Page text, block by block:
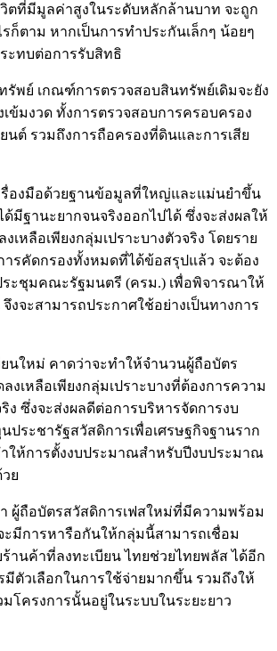
ตที่มีมูลค่าสูงในระดับหลักล้านบาท จะถูก
ก็ตาม หากเป็นการทำประกันเล็กๆ น้อยๆ
ะทบต่อการรับสิทธิ
รัพย์ เกณฑ์การตรวจสอบสินทรัพย์เดิมจะยัง
ข้มงวด ทั้งการตรวจสอบการครอบครอง
นต์ รวมถึงการถือครองที่ดินและการเสีย
รื่องมือด้วยฐานข้อมูลที่ใหญ่และแม่นยำขึ้น
มีฐานะยากจนจริงออกไปได้ ซึ่งจะส่งผลให้
เหลือเพียงกลุ่มเปราะบางตัวจริง โดยราย
ารคัดกรองทั้งหมดที่ได้ข้อสรุปแล้ว จะต้อง
ระชุมคณะรัฐมนตรี (ครม.) เพื่อพิจารณาให้
งจะสามารถประกาศใช้อย่างเป็นทางการ
นใหม่ คาดว่าจะทำให้จำนวนผู้ถือบัตร
งเหลือเพียงกลุ่มเปราะบางที่ต้องการความ
ง ซึ่งจะส่งผลดีต่อการบริหารจัดการงบ
ระชารัฐสวัสดิการเพื่อเศรษฐกิจฐานราก
ให้การตั้งงบประมาณสำหรับปีงบประมาณ
ย
ผู้ถือบัตรสวัสดิการเฟสใหม่ที่มีความพร้อม
มีการหารือกันให้กลุ่มนี้สามารถเชื่อม
านค้าที่ลงทะเบียน ไทยช่วยไทยพลัส ได้อีก
มีตัวเลือกในการใช้จ่ายมากขึ้น รวมถึงให้
โครงการนั้นอยู่ในระบบในระยะยาว